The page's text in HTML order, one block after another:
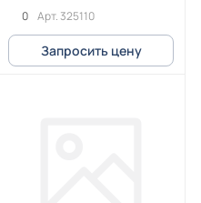
0 Арт.325110
Запросить цену